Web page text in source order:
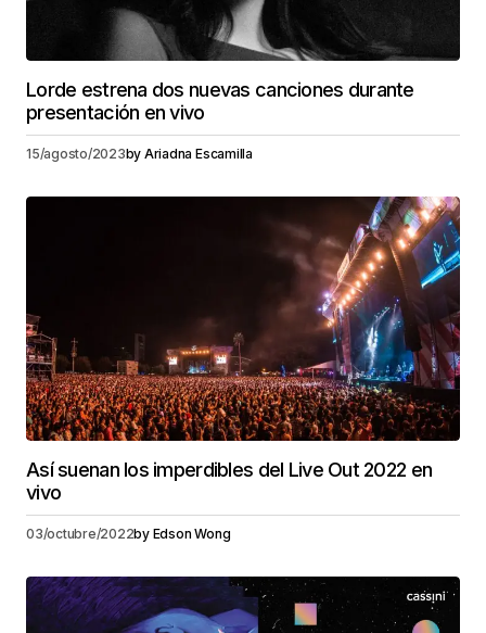
Lorde estrena dos nuevas canciones durante
presentación en vivo
15/agosto/2023by Ariadna Escamilla
Así suenan los imperdibles del Live Out 2022 en
vivo
03/octubre/2022by Edson Wong